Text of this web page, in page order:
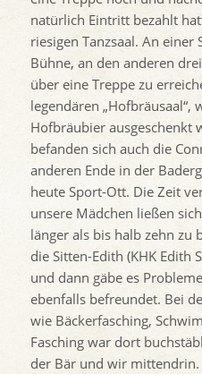
natürlich Eintritt bezahlt
riesigen Tanzsaal. An einer
Bühne, an den anderen
über eine Treppe zu
legendären
Hofbräubier ausgeschenkt
befanden sich auch die
anderen Ende in der
heute Sport-Ott. Die Zeit
unsere Mädchen ließen
länger als bis halb zehn zu
die Sitten-Edith (KHK Edith
und dann gäbe es
ebenfalls befreundet. Bei
wie Bäckerfasching,
Fasching war dort
der Bär und wir mittendrin.